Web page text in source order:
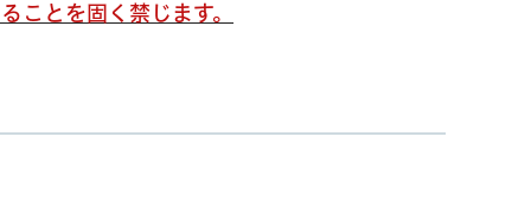
ことを固く禁じます。